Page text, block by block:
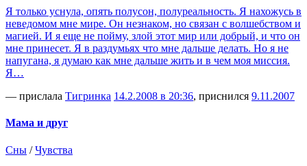
Я только уснула, опять полусон, полуреальность. Я нахожусь в
неведомом мне мире. Он незнаком, но связан с волшебством и
магией. И я еще не пойму, злой этот мир или добрый, и что он
мне принесет. Я в раздумьях что мне дальше делать. Но я не
напугана, я думаю как мне дальше жить и в чем моя миссия.
Я…
— прислала Тигринка 14.2.2008 в 20:36, приснился 9.11.2007
Мама и друг
Сны /Чувства